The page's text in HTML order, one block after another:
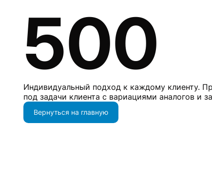
500
Индивидуальный подход к каждому клиенту.
под задачи клиента с вариациями аналогов и
Вернуться на главную